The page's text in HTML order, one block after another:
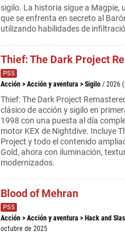
sigilo. La historia sigue a Magpie,
que se enfrenta en secreto al
utilizando habilidades de
Thief: The Dark Project
PS5
Acción > Acción y aventura > Sigilo / 2026
Thief: The Dark Project
clásico de acción y sigilo en
1998 con una puesta al día
motor KEX de Nightdive. Incluye
Project y todo el contenido
Gold, ahora con iluminación,
modernizados.
Blood of Mehran
PS5
Acción > Acción y aventura > Hack and
octubre de 2025